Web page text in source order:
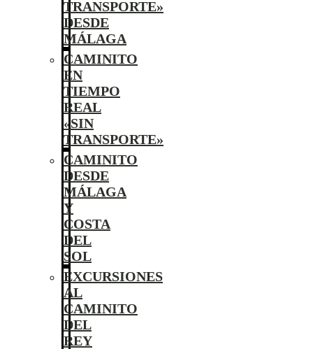
TRANSPORTE»
DESDE
MÁLAGA
CAMINITO
EN
TIEMPO
REAL
«SIN
TRANSPORTE»
CAMINITO
DESDE
MÁLAGA
Y
COSTA
DEL
SOL
EXCURSIONES
AL
CAMINITO
DEL
REY